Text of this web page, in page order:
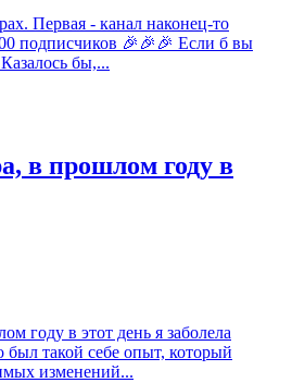
Первая - канал наконец-то
подписчиков 🎉🎉🎉 Если б вы
бы,...
в прошлом году в
году в этот день я заболела
был такой себе опыт, который
изменений...